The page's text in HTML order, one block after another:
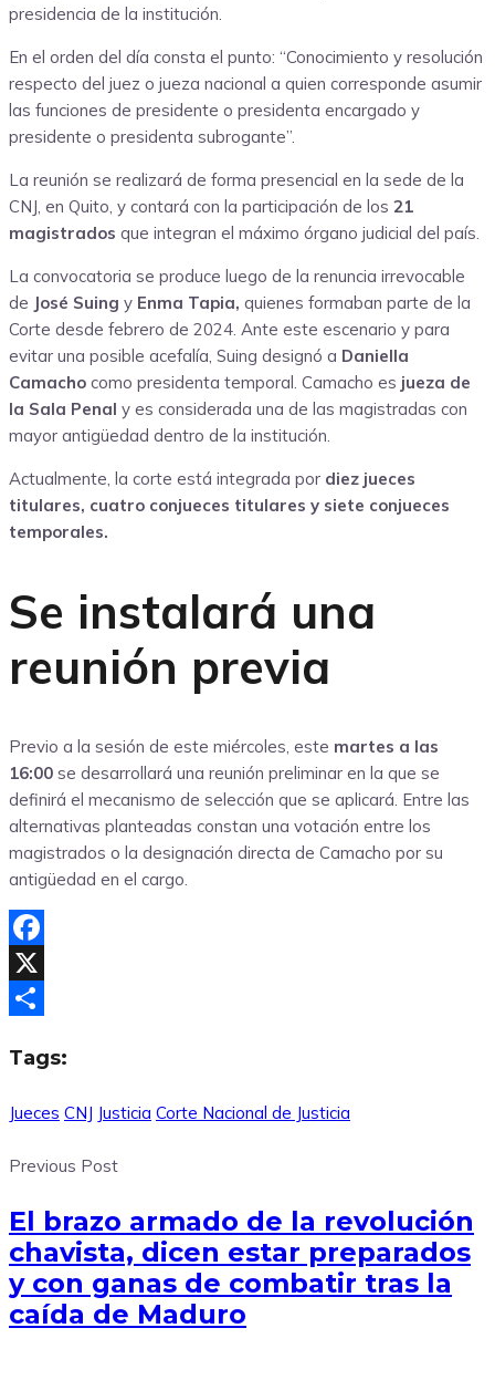
presidencia de la institución.
En el orden del día consta el punto: “Conocimiento y resolución
respecto del juez o jueza nacional a quien corresponde asumir
las funciones de presidente o presidenta encargado y
presidente o presidenta subrogante”.
La reunión se realizará de forma presencial en la sede de la
CNJ, en Quito, y contará con la participación de los 21
magistrados que integran el máximo órgano judicial del país.
La convocatoria se produce luego de la renuncia irrevocable
de José Suing y Enma Tapia, quienes formaban parte de la
Corte desde febrero de 2024. Ante este escenario y para
evitar una posible acefalía, Suing designó a Daniella
Camacho como presidenta temporal. Camacho es jueza de
la Sala Penal y es considerada una de las magistradas con
mayor antigüedad dentro de la institución.
Actualmente, la corte está integrada por diez jueces
titulares, cuatro conjueces titulares y siete conjueces
temporales.
Se instalará una
reunión previa
Previo a la sesión de este miércoles, este martes a las
16:00 se desarrollará una reunión preliminar en la que se
definirá el mecanismo de selección que se aplicará. Entre las
alternativas planteadas constan una votación entre los
magistrados o la designación directa de Camacho por su
antigüedad en el cargo.
Facebook
X
Tags:
Jueces CNJ Justicia Corte Nacional de Justicia
Previous Post
El brazo armado de la revolución
chavista, dicen estar preparados
y con ganas de combatir tras la
caída de Maduro